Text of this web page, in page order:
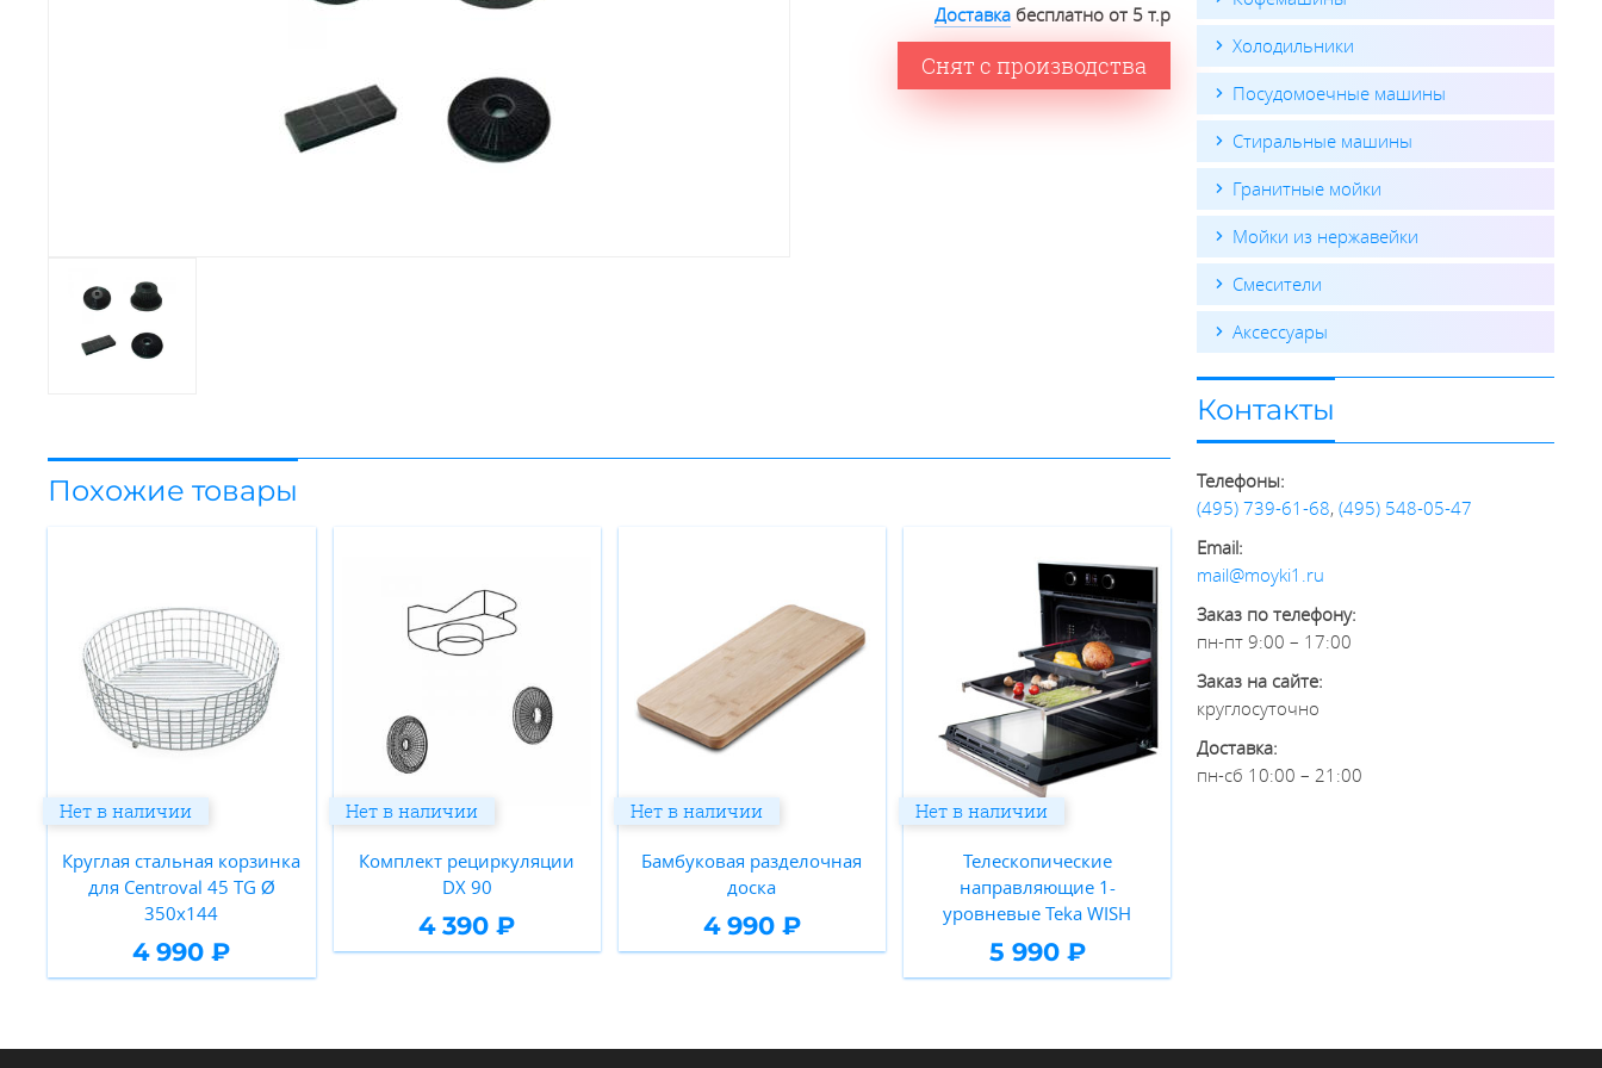
Доставка бесплатно от 5 т.р
Снят с производства
Похожие товары
Круглая стальная корзинка
для Centroval 45 TG Ø
350x144
4 990 ₽
Нет в наличии
Комплект рециркуляции
DX 90
4 390 ₽
Нет в наличии
Бамбуковая разделочная
доска
4 990 ₽
Нет в наличии
Телескопические
направляющие 1-
уровневые Teka WISH
5 990 ₽
Нет в наличии
Холодильники
Посудомоечные машины
Стиральные машины
Гранитные мойки
Мойки из нержавейки
Смесители
Аксессуары
Контакты
Телефоны:
(495) 739-61-68, (495) 548-05-47
Email:
mail@moyki1.ru
Заказ по телефону:
пн-пт 9:00 – 17:00
Заказ на сайте:
круглосуточно
Доставка:
пн-сб 10:00 – 21:00